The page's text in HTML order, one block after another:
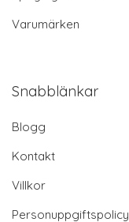
Varumärken
Snabblänkar
Blogg
Kontakt
Villkor
Personuppgiftspolicy